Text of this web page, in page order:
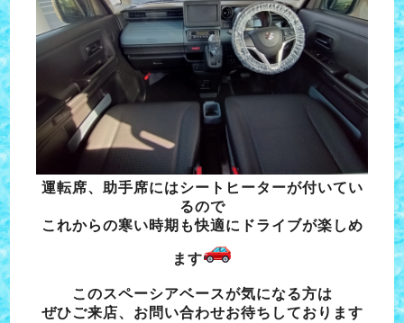
運転席、助手席にはシートヒーターが付いてい
るので
これからの寒い時期も快適にドライブが楽しめ
ます
このスペーシアベースが気になる方は
ぜひご来店、お問い合わせお待ちしております